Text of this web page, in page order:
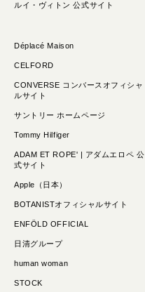
ルイ・ヴィトン 公式サイト
Déplacé Maison
CELFORD
CONVERSE コンバースオフィシャ
ルサイト
サントリー ホームページ
Tommy Hilfiger
ADAM ET ROPE' | アダムエロペ 公
式サイト
Apple（日本）
BOTANISTオフィシャルサイト
ENFÖLD OFFICIAL
日清グループ
human woman
STOCK